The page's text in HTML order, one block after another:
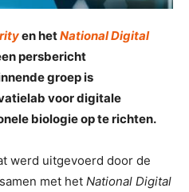
en hetNational Digital
persbericht
groep is
voor digitale
biologie op te richten.
werd uitgevoerd door de
samen met het National Digital